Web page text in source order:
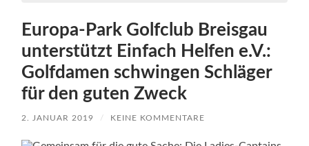
Europa-Park Golfclub Breisgau
unterstützt Einfach Helfen e.V.:
Golfdamen schwingen Schläger
für den guten Zweck
2. JANUAR 2019 / KEINE KOMMENTARE